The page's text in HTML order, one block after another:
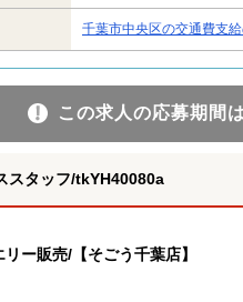
千葉市中央区の交通費支
この求人の応募期間
スタッフ/tkYH40080a
ー販売/【そごう千葉店】